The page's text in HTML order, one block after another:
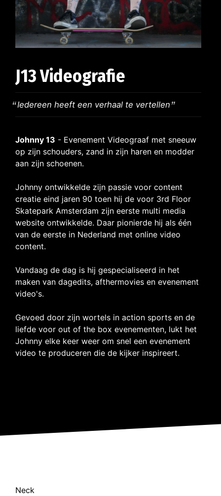
J13 Videografie
Iedereen heeft een verhaal te vertellen
Johnny 13 - Evenement Videograaf met sneeuw
op zijn schouders, zand in zijn haren en modder
aan zijn schoenen.
Johnny ontwikkelde zijn passie voor content
creatie eind jaren 90 toen hij de voor 3rd Floor
Skatepark Amsterdam zijn eerste multi media
website ontwikkelde. Daar pionierde hij als één
van de eerste in Nederland met online video
content.
Vandaag de dag is hij gespecialiseerd in het
maken van dagedits, afthermovies en evenement
video's.
Gevoed door zijn wortels in action sports en de
liefde voor out of the box evenementen, lukt het
Johnny elke keer weer om snel een evenement
video te produceren die de kijker inspireert.
Neck